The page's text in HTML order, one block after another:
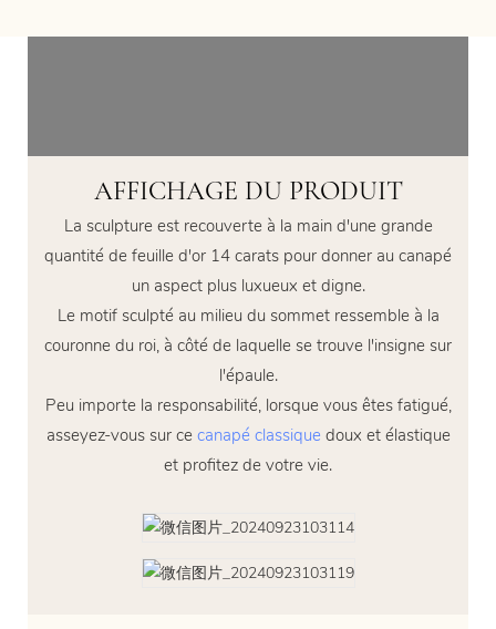
AFFICHAGE DU PRODUIT
La sculpture est recouverte à la main d'une grande
quantité de feuille d'or 14 carats pour donner au canapé
un aspect plus luxueux et digne.
Le motif sculpté au milieu du sommet ressemble à la
couronne du roi, à côté de laquelle se trouve l'insigne sur
l'épaule.
Peu importe la responsabilité, lorsque vous êtes fatigué,
asseyez-vous sur ce canapé classique doux et élastique
et profitez de votre vie.